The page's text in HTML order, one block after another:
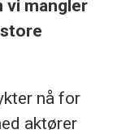
vi mangler
nå for
aktører